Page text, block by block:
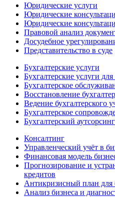
Юридические услуги
Юридические
Юридические
Правовой анализ
Досудебное
Представительство в суде
Бухгалтерские услуги
Бухгалтерские услуги
Бухгалтерское
Восстановление
Ведение бухгалтерского
Бухгалтерское
Бухгалтерский аутсорсинг
Консалтинг
Управленческий учёт в
Финансовая модель
Прогнозирование и
кредитов
Антикризисный план для
Анализ бизнеса и